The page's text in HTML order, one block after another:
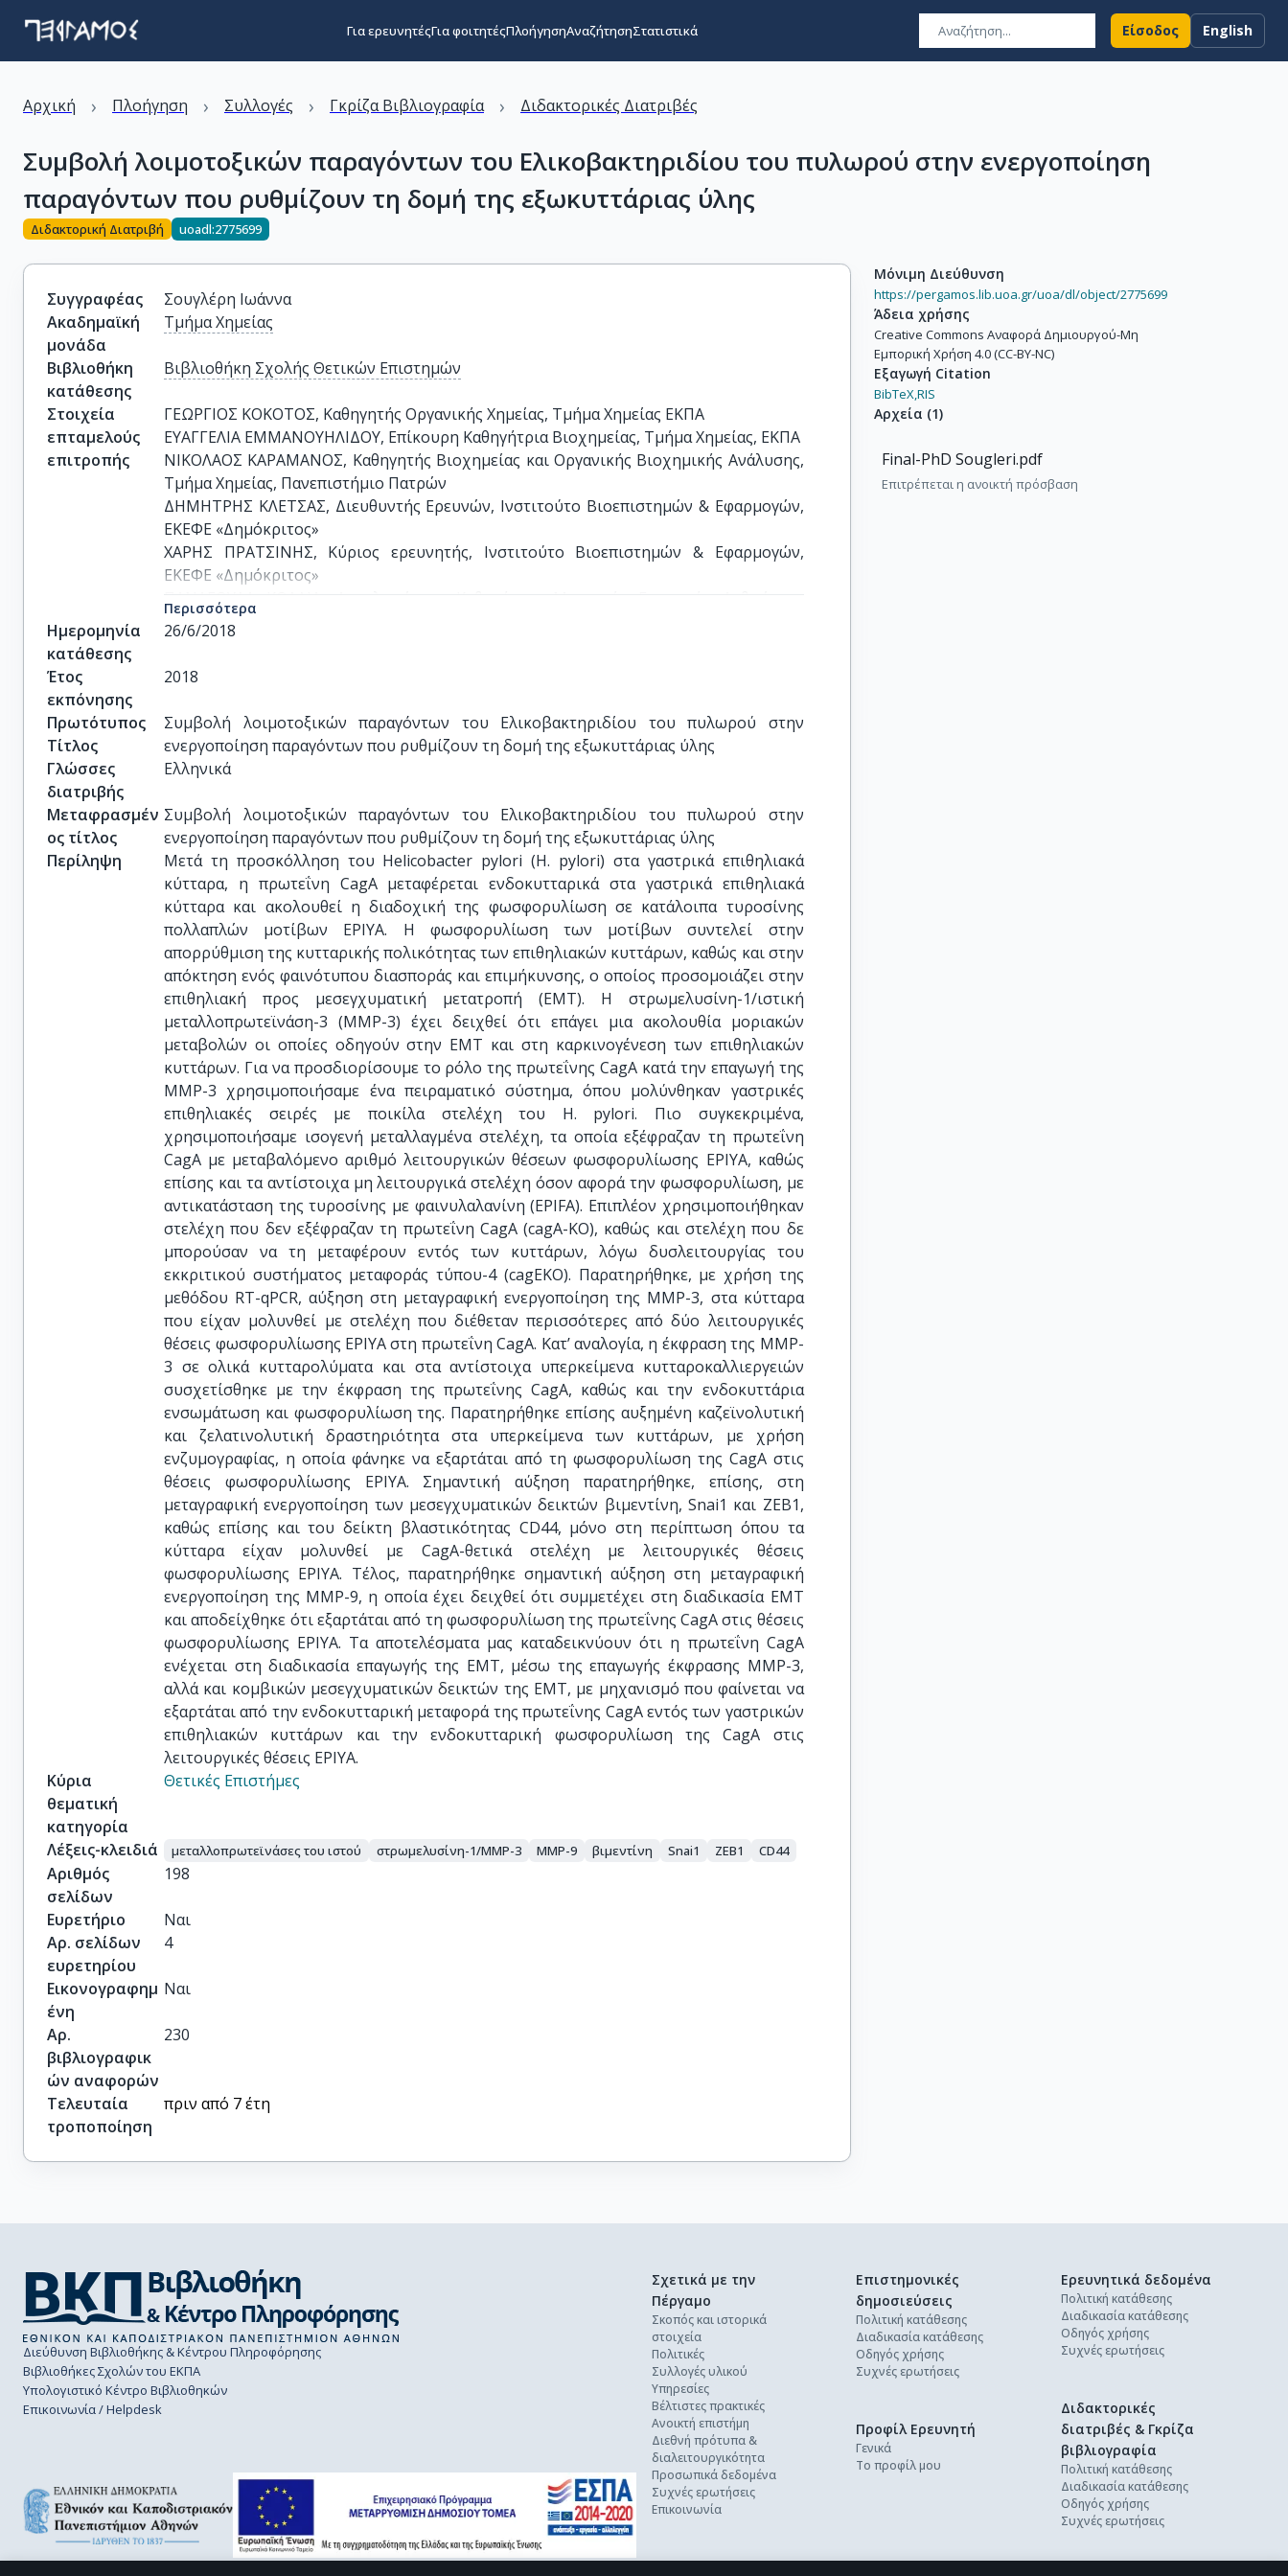
Για ερευνητέςΓια φοιτητέςΠλοήγησηΑναζήτησηΣτατιστικά Είσοδος English
Αρχική › Πλοήγηση › Συλλογές › Γκρίζα Βιβλιογραφία › Διδακτορικές Διατριβές
Συμβολή λοιμοτοξικών παραγόντων του Ελικοβακτηριδίου του πυλωρού στην ενεργοποίηση
παραγόντων που ρυθμίζουν τη δομή της εξωκυττάριας ύλης
Διδακτορική Διατριβή uoadl:2775699
Συγγραφέας
Σουγλέρη Ιωάννα
Ακαδημαϊκή
μονάδα
Τμήμα Χημείας
Βιβλιοθήκη
κατάθεσης
Βιβλιοθήκη Σχολής Θετικών Επιστημών
Στοιχεία
επταμελούς
επιτροπής
ΓΕΩΡΓΙΟΣ ΚΟΚΟΤΟΣ, Καθηγητής Οργανικής Χημείας, Τμήμα Χημείας ΕΚΠΑ
ΕΥΑΓΓΕΛΙΑ ΕΜΜΑΝΟΥΗΛΙΔΟΥ, Επίκουρη Καθηγήτρια Βιοχημείας, Τμήμα Χημείας, ΕΚΠΑ
ΝΙΚΟΛΑΟΣ ΚΑΡΑΜΑΝΟΣ, Καθηγητής Βιοχημείας και Οργανικής Βιοχημικής Ανάλυσης,
Τμήμα Χημείας, Πανεπιστήμιο Πατρών
ΔΗΜΗΤΡΗΣ ΚΛΕΤΣΑΣ, Διευθυντής Ερευνών, Ινστιτούτο Βιοεπιστημών & Εφαρμογών,
ΕΚΕΦΕ «Δημόκριτος»
ΧΑΡΗΣ ΠΡΑΤΣΙΝΗΣ, Κύριος ερευνητής, Ινστιτούτο Βιοεπιστημών & Εφαρμογών,
ΕΚΕΦΕ «Δημόκριτος»
ΠΑΝΑΓΟΥΛΑ ΚΟΛΛΙΑ, Αναπληρώτρια Καθηγήτρια Μοριακής Γενετικής Ανθρώπου,
Τμήμα Βιολογίας, ΕΚΠΑ
Ελληνικό Ινστιτούτο Παστέρ
Περισσότερα
Ημερομηνία
κατάθεσης
26/6/2018
Έτος
εκπόνησης
2018
Πρωτότυπος
Τίτλος
Συμβολή λοιμοτοξικών παραγόντων του Ελικοβακτηριδίου του πυλωρού στην
ενεργοποίηση παραγόντων που ρυθμίζουν τη δομή της εξωκυττάριας ύλης
Γλώσσες
διατριβής
Ελληνικά
Μεταφρασμέν
ος τίτλος
Συμβολή λοιμοτοξικών παραγόντων του Ελικοβακτηριδίου του πυλωρού στην
ενεργοποίηση παραγόντων που ρυθμίζουν τη δομή της εξωκυττάριας ύλης
Περίληψη
Μετά τη προσκόλληση του Helicobacter pylori (H. pylori) στα γαστρικά επιθηλιακά
κύτταρα, η πρωτεΐνη CagA μεταφέρεται ενδοκυτταρικά στα γαστρικά επιθηλιακά
κύτταρα και ακολουθεί η διαδοχική της φωσφορυλίωση σε κατάλοιπα τυροσίνης
πολλαπλών μοτίβων EPIYA. Η φωσφορυλίωση των μοτίβων συντελεί στην
απορρύθμιση της κυτταρικής πολικότητας των επιθηλιακών κυττάρων, καθώς και στην
απόκτηση ενός φαινότυπου διασποράς και επιμήκυνσης, ο οποίος προσομοιάζει στην
επιθηλιακή προς μεσεγχυματική μετατροπή (EMT). Η στρωμελυσίνη-1/ιστική
μεταλλοπρωτεϊνάση-3 (MMP-3) έχει δειχθεί ότι επάγει μια ακολουθία μοριακών
μεταβολών οι οποίες οδηγούν στην EMT και στη καρκινογένεση των επιθηλιακών
κυττάρων. Για να προσδιορίσουμε το ρόλο της πρωτεΐνης CagA κατά την επαγωγή της
MMP-3 χρησιμοποιήσαμε ένα πειραματικό σύστημα, όπου μολύνθηκαν γαστρικές
επιθηλιακές σειρές με ποικίλα στελέχη του H. pylori. Πιο συγκεκριμένα,
χρησιμοποιήσαμε ισογενή μεταλλαγμένα στελέχη, τα οποία εξέφραζαν τη πρωτεΐνη
CagA με μεταβαλόμενο αριθμό λειτουργικών θέσεων φωσφορυλίωσης EPIYA, καθώς
επίσης και τα αντίστοιχα μη λειτουργικά στελέχη όσον αφορά την φωσφορυλίωση, με
αντικατάσταση της τυροσίνης με φαινυλαλανίνη (EPIFA). Επιπλέον χρησιμοποιήθηκαν
στελέχη που δεν εξέφραζαν τη πρωτεΐνη CagA (cagA-KO), καθώς και στελέχη που δε
μπορούσαν να τη μεταφέρουν εντός των κυττάρων, λόγω δυσλειτουργίας του
εκκριτικού συστήματος μεταφοράς τύπου-4 (cagEKO). Παρατηρήθηκε, με χρήση της
μεθόδου RT-qPCR, αύξηση στη μεταγραφική ενεργοποίηση της MMP-3, στα κύτταρα
που είχαν μολυνθεί με στελέχη που διέθεταν περισσότερες από δύο λειτουργικές
θέσεις φωσφορυλίωσης EPIYA στη πρωτεΐνη CagA. Κατ’ αναλογία, η έκφραση της MMP-
3 σε ολικά κυτταρολύματα και στα αντίστοιχα υπερκείμενα κυτταροκαλλιεργειών
συσχετίσθηκε με την έκφραση της πρωτεΐνης CagA, καθώς και την ενδοκυττάρια
ενσωμάτωση και φωσφορυλίωση της. Παρατηρήθηκε επίσης αυξημένη καζεϊνολυτική
και ζελατινολυτική δραστηριότητα στα υπερκείμενα των κυττάρων, με χρήση
ενζυμογραφίας, η οποία φάνηκε να εξαρτάται από τη φωσφορυλίωση της CagA στις
θέσεις φωσφορυλίωσης EPIYA. Σημαντική αύξηση παρατηρήθηκε, επίσης, στη
μεταγραφική ενεργοποίηση των μεσεγχυματικών δεικτών βιμεντίνη, Snai1 και ZEB1,
καθώς επίσης και του δείκτη βλαστικότητας CD44, μόνο στη περίπτωση όπου τα
κύτταρα είχαν μολυνθεί με CagA-θετικά στελέχη με λειτουργικές θέσεις
φωσφορυλίωσης EPIYA. Τέλος, παρατηρήθηκε σημαντική αύξηση στη μεταγραφική
ενεργοποίηση της MMP-9, η οποία έχει δειχθεί ότι συμμετέχει στη διαδικασία ΕΜΤ
και αποδείχθηκε ότι εξαρτάται από τη φωσφορυλίωση της πρωτεΐνης CagA στις θέσεις
φωσφορυλίωσης EPIYA. Τα αποτελέσματα μας καταδεικνύουν ότι η πρωτεΐνη CagA
ενέχεται στη διαδικασία επαγωγής της ΕΜΤ, μέσω της επαγωγής έκφρασης MMP-3,
αλλά και κομβικών μεσεγχυματικών δεικτών της EMT, με μηχανισμό που φαίνεται να
εξαρτάται από την ενδοκυτταρική μεταφορά της πρωτεΐνης CagA εντός των γαστρικών
επιθηλιακών κυττάρων και την ενδοκυτταρική φωσφορυλίωση της CagA στις
λειτουργικές θέσεις EPIYA.
Κύρια
θεματική
κατηγορία
Θετικές Επιστήμες
Λέξεις-κλειδιά μεταλλοπρωτεϊνάσες του ιστού στρωμελυσίνη-1/MMP-3 MMP-9 βιμεντίνη Snai1 ZEB1 CD44
Αριθμός
σελίδων
198
Ευρετήριο
Ναι
Αρ. σελίδων
ευρετηρίου
4
Εικονογραφημ
ένη
Ναι
Αρ.
βιβλιογραφικ
ών αναφορών
230
Τελευταία
τροποποίηση
πριν από 7 έτη
Μόνιμη Διεύθυνση
https://pergamos.lib.uoa.gr/uoa/dl/object/2775699
Άδεια χρήσης
Creative Commons Αναφορά Δημιουργού-Μη
Εμπορική Χρήση 4.0 (CC-BY-NC)
Εξαγωγή Citation
BibTeX,RIS
Αρχεία (1)
Final-PhD Sougleri.pdf
Επιτρέπεται η ανοικτή πρόσβαση
Διεύθυνση Βιβλιοθήκης & Κέντρου Πληροφόρησης
Βιβλιοθήκες Σχολών του ΕΚΠΑ
Υπολογιστικό Κέντρο Βιβλιοθηκών
Επικοινωνία / Helpdesk
Σχετικά με την
Πέργαμο
Σκοπός και ιστορικά
στοιχεία
Πολιτικές
Συλλογές υλικού
Υπηρεσίες
Βέλτιστες πρακτικές
Ανοικτή επιστήμη
Διεθνή πρότυπα &
διαλειτουργικότητα
Προσωπικά δεδομένα
Συχνές ερωτήσεις
Επικοινωνία
Επιστημονικές
δημοσιεύσεις
Πολιτική κατάθεσης
Διαδικασία κατάθεσης
Οδηγός χρήσης
Συχνές ερωτήσεις
Ερευνητικά δεδομένα
Πολιτική κατάθεσης
Διαδικασία κατάθεσης
Οδηγός χρήσης
Συχνές ερωτήσεις
Διδακτορικές
διατριβές & Γκρίζα
βιβλιογραφία
Πολιτική κατάθεσης
Διαδικασία κατάθεσης
Οδηγός χρήσης
Συχνές ερωτήσεις
Προφίλ Ερευνητή
Γενικά
Το προφίλ μου